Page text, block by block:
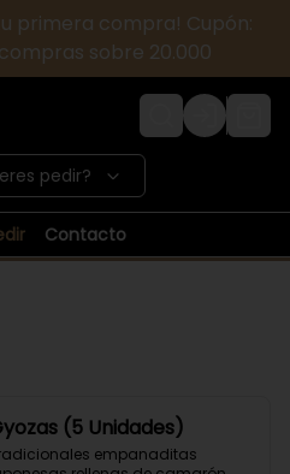
primera compra! Cupón:
sobre 20.000
Login
pedir?
Contacto
(5 Unidades)
empanaditas